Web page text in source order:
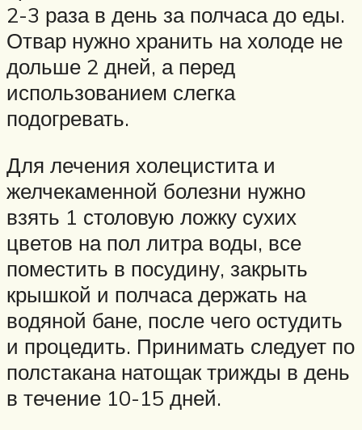
2-3 раза в день за полчаса до еды.
Отвар нужно хранить на холоде не
дольше 2 дней, а перед
использованием слегка
подогревать.
Для лечения холецистита и
желчекаменной болезни нужно
взять 1 столовую ложку сухих
цветов на пол литра воды, все
поместить в посудину, закрыть
крышкой и полчаса держать на
водяной бане, после чего остудить
и процедить. Принимать следует по
полстакана натощак трижды в день
в течение 10-15 дней.